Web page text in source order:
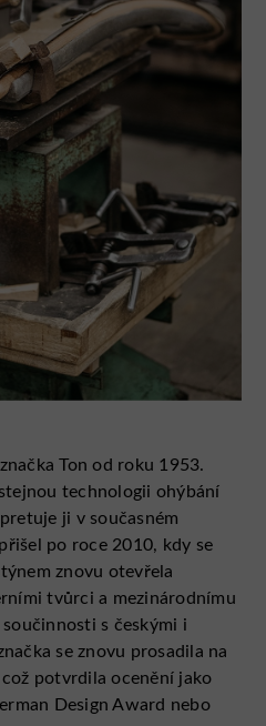
Ton od roku 1953.
technologii ohýbání
ji v současném
po roce 2010, kdy se
znovu otevřela
tvůrci a mezinárodnímu
s českými i
se znovu prosadila na
potvrdila ocenění jako
Design Award nebo